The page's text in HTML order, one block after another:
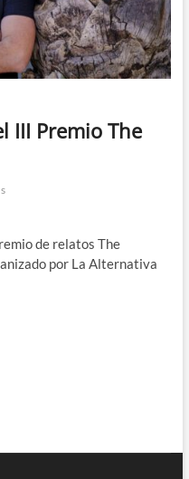
III Premio The
de relatos The
por La Alternativa